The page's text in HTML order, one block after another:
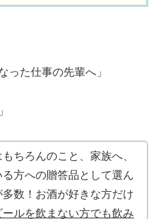
った仕事の先輩へ」
ちろんのこと、家族へ、
方への贈答品として選ん
数！お酒が好きな方だけ
ールを飲まない方でも飲み